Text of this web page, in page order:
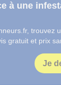
à une
trouvez
gratuit et prix
Je